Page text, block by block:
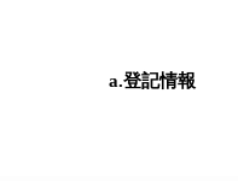
a.登記情報